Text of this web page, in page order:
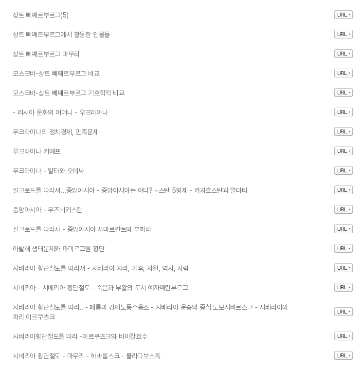
상트 뻬쩨르부르그(5)
상트 뻬쪠르부르그에서 활동한 인물들
상트 뻬쪠르부르그 마무리
모스크바-상트 뻬쩨르부르그 비교
모스크바-상트 뻬쪠르부르그 기호학적 비교
- 러시아 문화의 어머니 - 우크라이나
우크라이나의 정치경제, 민족문제
우크라이나 키예프
우크라이나 - 얄타와 오데싸
실크로드를 따라서...중앙아시아 - 중앙아시아는 어디? ~스탄 5형제 - 카자흐스탄과 알마티
중앙아시아 - 우즈베키스탄
실크로드를 따라사 - 중앙아시아 사마르칸트와 부하라
아랄해 생태문제와 파미르고원 횡단
시베리아 횡단철도를 따라서 - 시베리아 지리, 기후, 자원, 역사, 사람
시베리아 - 시베리아 횡단철도 - 죽음과 부활의 도시 예까쩨린부르그
시베리아 횡단철도를 따라.. - 페름과 강제노동수용소 - 시베리아 운송의 중심 노보시비르스크 - 시베리아의
파리 이르쿠츠크
시베리아횡단철도를 따라 -이르쿠츠크와 바이칼호수
시베리아 횡단철도 - 마무리 - 하바롭스크 - 블라디보스톡